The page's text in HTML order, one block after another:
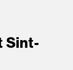
Sint-